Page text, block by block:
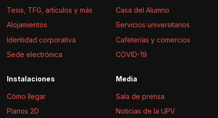
Tesis, TFG, artículos y más
Alojamientos
Identidad corporativa
Sede electrónica
Casa del Alumno
Servicios universitarios
Cafeterías y comercios
COVID-19
Instalaciones
Cómo llegar
Planos 2D
Media
Sala de prensa
Noticias de la UPV